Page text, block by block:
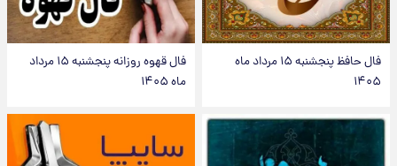
فال حافظ پنجشنبه ۱۵ مرداد ماه
۱۴۰۵
فال قهوه روزانه پنجشنبه ۱۵ مرداد
ماه ۱۴۰۵